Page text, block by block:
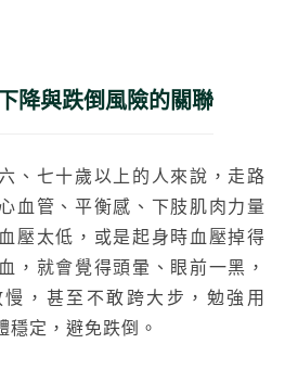
降與跌倒風險的關聯
、七十歲以上的人來說，走路
血管、平衡感、下肢肌肉力量
壓太低，或是起身時血壓掉得
，就會覺得頭暈、眼前一黑，
，甚至不敢跨大步，勉強用
穩定，避免跌倒。